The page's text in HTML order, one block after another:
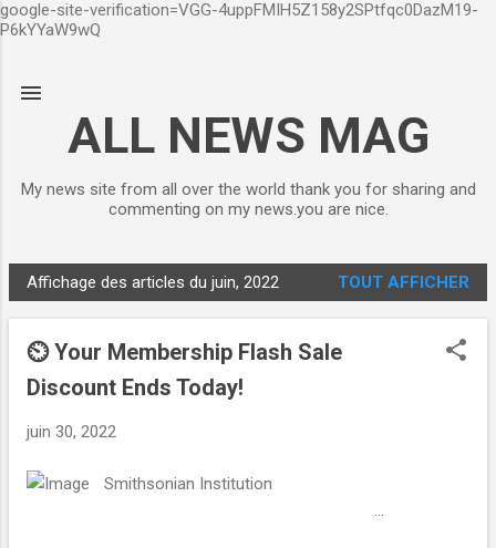
google-site-verification=VGG-4uppFMIH5Z158y2SPtfqc0DazM19-
P6kYYaW9wQ
ALL NEWS MAG
My news site from all over the world thank you for sharing and
commenting on my news.you are nice.
A
r
Affichage des articles du juin, 2022 TOUT AFFICHER
⏲ Your Membership Flash Sale
Discount Ends Today!
juin 30, 2022
Smithsonian Institution